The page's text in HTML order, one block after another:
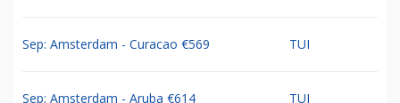
Sep: Amsterdam - Curacao €569 TUI
Sep: Amsterdam - Aruba €614 TUI